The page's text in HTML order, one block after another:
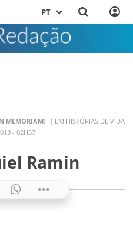
PT
MEMORIAM)
EM HISTÓRIAS DE VIDA
- 02H57
Ramin